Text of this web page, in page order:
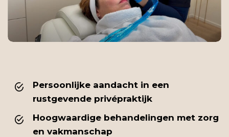
Persoonlijke aandacht in een
rustgevende privépraktijk
Hoogwaardige behandelingen met zorg
en vakmanschap